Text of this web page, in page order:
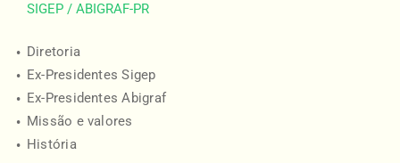
SIGEP / ABIGRAF-PR
Diretoria
Ex-Presidentes Sigep
Ex-Presidentes Abigraf
Missão e valores
História